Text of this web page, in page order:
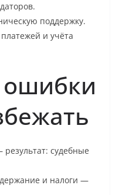
поддержку.
и учёта
судебные
и налоги —